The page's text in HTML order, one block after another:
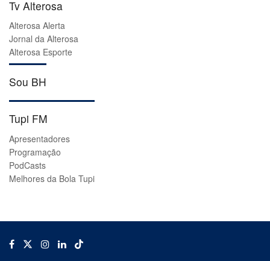
Tv Alterosa
Alterosa Alerta
Jornal da Alterosa
Alterosa Esporte
Sou BH
Tupi FM
Apresentadores
Programação
PodCasts
Melhores da Bola Tupi